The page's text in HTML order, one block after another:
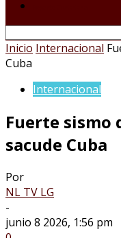
Inicio Internacional
Cuba
Internacional
Fuerte sismo
sacude Cuba
Por
NL TV LG
-
junio 8 2026, 1:56 pm